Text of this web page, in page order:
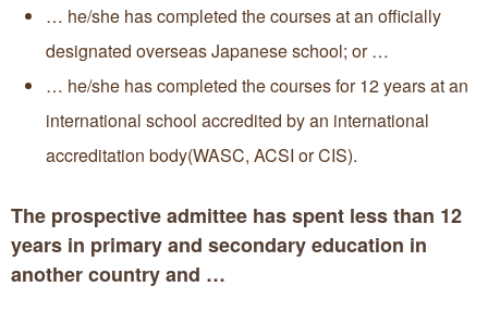
… he/she has completed the courses at an officially
designated overseas Japanese school; or …
… he/she has completed the courses for 12 years at an
international school accredited by an international
accreditation body(WASC, ACSI or CIS).
The prospective admittee has spent less than 12
years in primary and secondary education in
another country and …